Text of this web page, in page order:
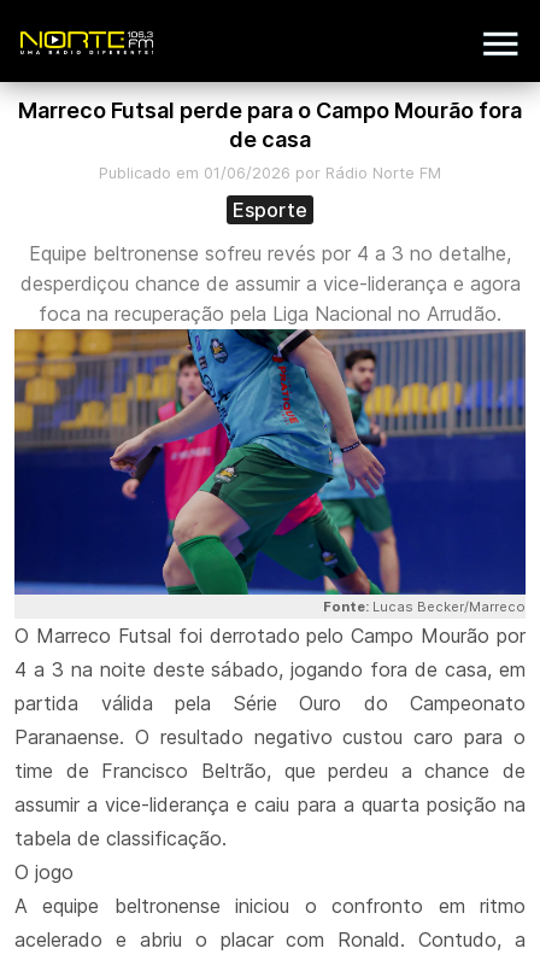
Marreco Futsal perde para o Campo Mourão fora
de casa
Publicado em 01/06/2026 por Rádio Norte FM
Esporte
Equipe beltronense sofreu revés por 4 a 3 no detalhe,
desperdiçou chance de assumir a vice-liderança e agora
foca na recuperação pela Liga Nacional no Arrudão.
Fonte: Lucas Becker/Marreco
O Marreco Futsal foi derrotado pelo Campo Mourão por
4 a 3 na noite deste sábado, jogando fora de casa, em
partida válida pela Série Ouro do Campeonato
Paranaense. O resultado negativo custou caro para o
time de Francisco Beltrão, que perdeu a chance de
assumir a vice-liderança e caiu para a quarta posição na
tabela de classificação.
O jogo
A equipe beltronense iniciou o confronto em ritmo
acelerado e abriu o placar com Ronald. Contudo, a